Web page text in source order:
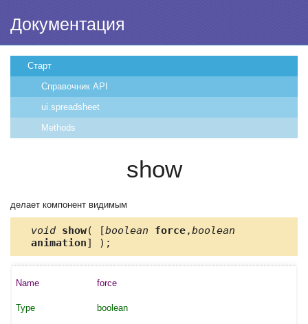
Документация
Старт
Справочник API
ui.spreadsheet
Methods
show
делает компонент видимым
void show( [boolean force,boolean
animation] );
force
boolean